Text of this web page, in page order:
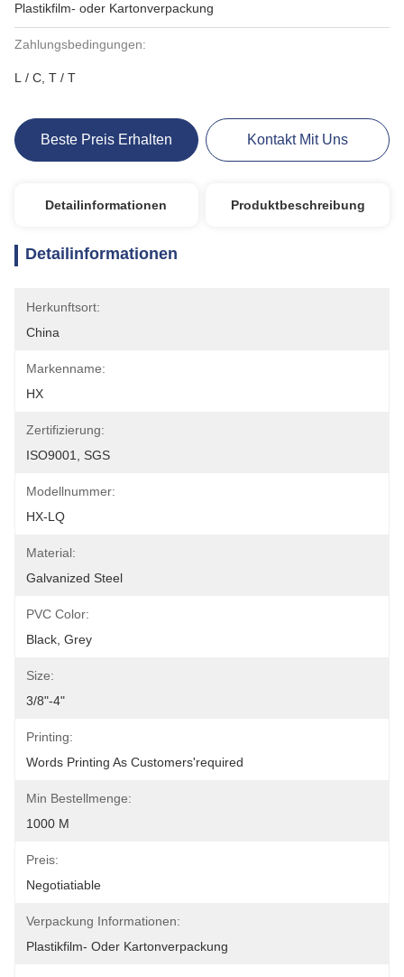
Plastikfilm- oder Kartonverpackung
Zahlungsbedingungen:
L / C, T / T
Beste Preis Erhalten Kontakt Mit Uns
Detailinformationen Produktbeschreibung
Detailinformationen
Herkunftsort:
China
Markenname:
HX
Zertifizierung:
ISO9001, SGS
Modellnummer:
HX-LQ
Material:
Galvanized Steel
PVC Color:
Black, Grey
Size:
3/8"-4"
Printing:
Words Printing As Customers'required
Min Bestellmenge:
1000 M
Preis:
Negotiatiable
Verpackung Informationen:
Plastikfilm- Oder Kartonverpackung